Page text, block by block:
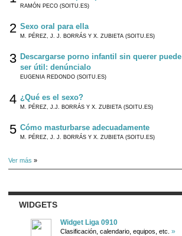
RAMÓN PECO (SOITU.ES)
2 Sexo oral para ella
M. PÉREZ, J. J. BORRÁS Y X. ZUBIETA (SOITU.ES)
3 Descargarse porno infantil sin querer puede
ser útil: denúncialo
EUGENIA REDONDO (SOITU.ES)
4 ¿Qué es el sexo?
M. PÉREZ, J.J. BORRÁS Y X. ZUBIETA (SOITU.ES)
5 Cómo masturbarse adecuadamente
M. PÉREZ, J. J. BORRÁS Y X. ZUBIETA (SOITU.ES)
Ver más »
WIDGETS
Widget Liga 0910
Clasificación, calendario, equipos, etc. »